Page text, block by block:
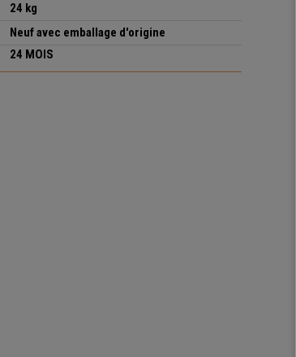
24 kg
Neuf avec emballage d'origine
24 MOIS